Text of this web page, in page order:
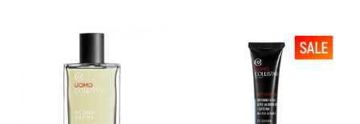
Voeg
verlanglijst
verlanglijst